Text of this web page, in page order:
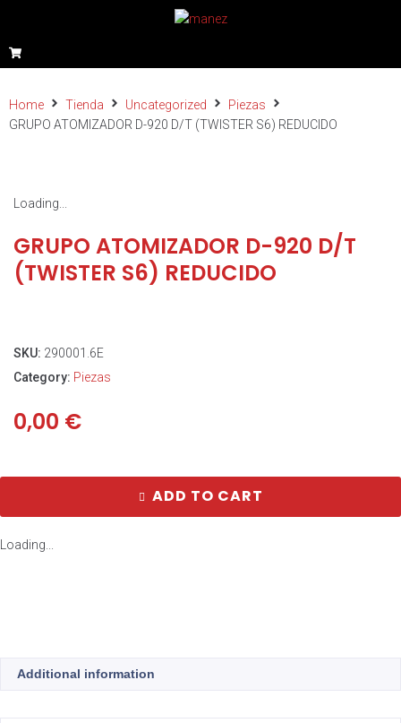
Home Tienda Uncategorized
Piezas
GRUPO ATOMIZADOR D-920 D/T (TWISTER S6) REDUCIDO
Loading...
GRUPO ATOMIZADOR D-920 D/T
(TWISTER S6) REDUCIDO
SKU: 290001.6E
Category: Piezas
0,00 €
ADD TO CART
Loading...
Additional information